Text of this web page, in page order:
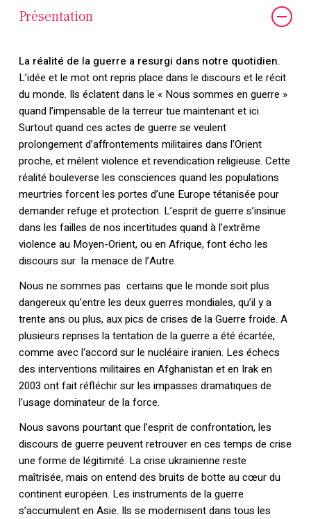
Présentation
La réalité de la guerre a resurgi dans notre quotidien.
L’idée et le mot ont repris place dans le discours et le récit
du monde. Ils éclatent dans le « Nous sommes en guerre »
quand l’impensable de la terreur tue maintenant et ici.
Surtout quand ces actes de guerre se veulent
prolongement d’affrontements militaires dans l’Orient
proche, et mêlent violence et revendication religieuse. Cette
réalité bouleverse les consciences quand les populations
meurtries forcent les portes d’une Europe tétanisée pour
demander refuge et protection. L’esprit de guerre s’insinue
dans les failles de nos incertitudes quand à l’extrême
violence au Moyen-Orient, ou en Afrique, font écho les
discours sur la menace de l’Autre.
Nous ne sommes pas certains que le monde soit plus
dangereux qu’entre les deux guerres mondiales, qu’il y a
trente ans ou plus, aux pics de crises de la Guerre froide. A
plusieurs reprises la tentation de la guerre a été écartée,
comme avec l‘accord sur le nucléaire iranien. Les échecs
des interventions militaires en Afghanistan et en Irak en
2003 ont fait réfléchir sur les impasses dramatiques de
l’usage dominateur de la force.
Nous savons pourtant que l’esprit de confrontation, les
discours de guerre peuvent retrouver en ces temps de crise
une forme de légitimité. La crise ukrainienne reste
maîtrisée, mais on entend des bruits de botte au cœur du
continent européen. Les instruments de la guerre
s’accumulent en Asie. Ils se modernisent dans tous les